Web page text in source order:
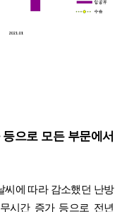
으로 모든 부문에서
씨에 따라 감소했던 난방
시간 증가 등으로 전년